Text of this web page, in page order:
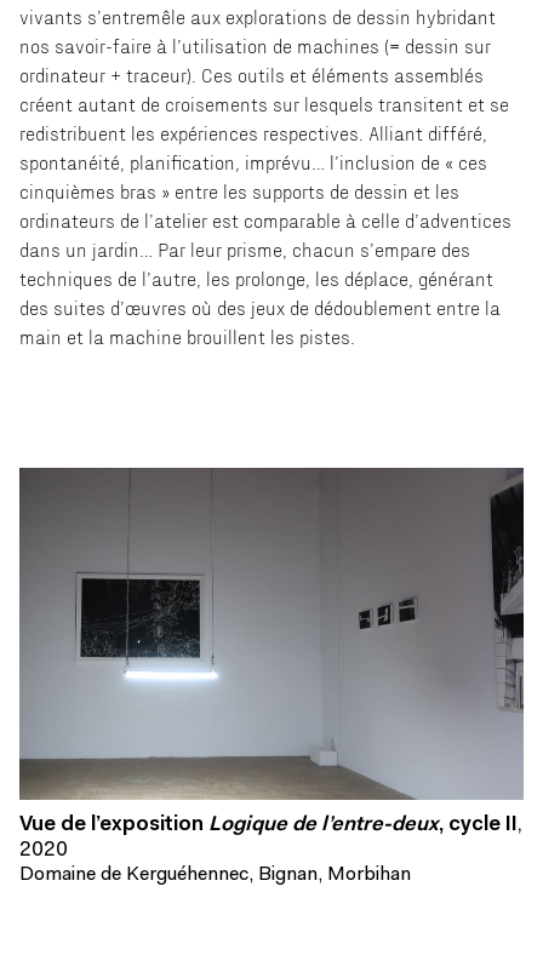
vivants s’entremêle aux explorations de dessin hybridant
nos savoir-faire à l’utilisation de machines (= dessin sur
ordinateur + traceur). Ces outils et éléments assemblés
créent autant de croisements sur lesquels transitent et se
redistribuent les expériences respectives. Alliant différé,
spontanéité, planification, imprévu… l’inclusion de « ces
cinquièmes bras » entre les supports de dessin et les
ordinateurs de l’atelier est comparable à celle d’adventices
dans un jardin… Par leur prisme, chacun s’empare des
techniques de l’autre, les prolonge, les déplace, générant
des suites d’œuvres où des jeux de dédoublement entre la
main et la machine brouillent les pistes.
Vue de l’exposition Logique de l’entre-deux, cycle II ,
2020
Domaine de Kerguéhennec, Bignan, Morbihan